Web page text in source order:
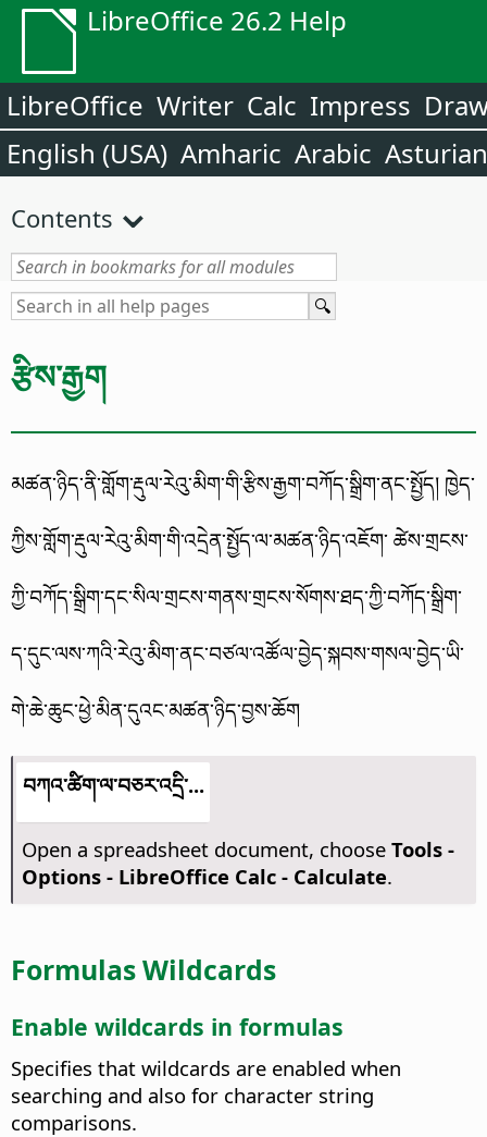
LibreOffice 26.2 Help
LibreOffice Writer Calc Impress
English (USA) Amharic Arabic Asturian
Contents
རྩིས་རྒྱག
མཚན་ཉིད་ནི་གློག་རྡུལ་རེའུ་མིག་གི་རྩིས་རྒྱག་བཀོད་སྒྲིག་ནང་སྤྱོད། ཁྱེད་
ཀྱིས་གློག་རྡུལ་རེའུ་མིག་གི་འདྲེན་སྤྱོད་ལ་མཚན་ཉིད་འཇོག་ ཚེས་གྲངས་
ཀྱི་བཀོད་སྒྲིག་དང་སིལ་གྲངས་གནས་གྲངས་སོགས་ཐད་ཀྱི་བཀོད་སྒྲིག་
ད་དུང་ལས་ཀའི་རེའུ་མིག་ནང་བཙལ་འཚོལ་བྱེད་སྐབས་གསལ་བྱེད་ཡི་
གེ་ཆེ་ཆུང་ཕྱེ་མིན་དུའང་མཚན་ཉིད་བྱས་ཆོག
བཀའ་ཚིག་ལ་བཅར་འདྲི་...
Open a spreadsheet document, choose Tools -
Options- LibreOffice Calc - Calculate.
Formulas Wildcards
Enable wildcards in formulas
Specifies that wildcards are enabled when
searching and also for character string
comparisons.